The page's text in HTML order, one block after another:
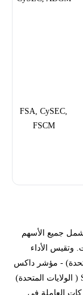
FSA, CySEC,
FSCM
جميع الأسهم
وتقيس الأداء
100 ( المملكة المتحدة) - مؤشر داكس
( ألمانيا) - مؤشر كاي 40 ( اليابان) - مؤشر S&P 500 ( الولايات المتحدة)
العاملة في